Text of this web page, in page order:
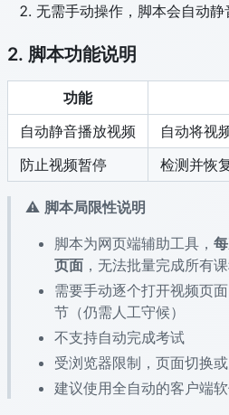
无需手动操作，脚本会自动静
2. 脚本功能说明
功能
自动静音播放视频
自动将视
防止视频暂停
检测并恢
⚠️ 脚本局限性说明
脚本为网页端辅助工具，
页面 ，无法批量完成所有
需要手动逐个打开视频页
节（仍需人工守候）
不支持自动完成考试
受浏览器限制，页面切换
建议使用全自动的客户端